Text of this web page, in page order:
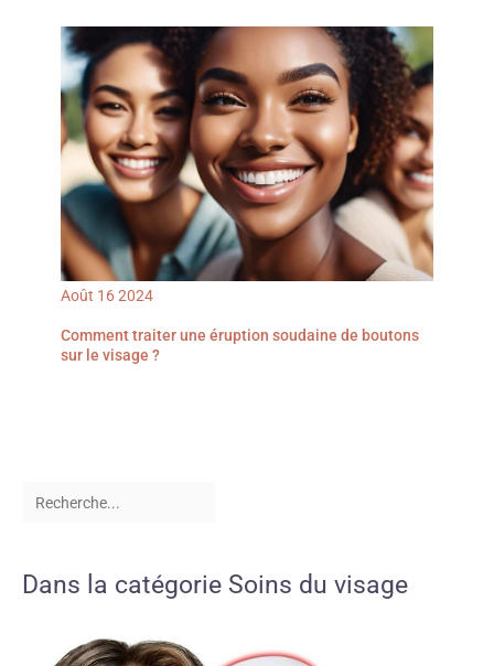
Août 162024
Comment traiter une éruption soudaine de boutons
sur le visage ?
Dans la catégorie Soins du visage